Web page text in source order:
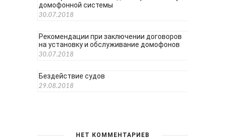
домофонной системы
30.07.2018
Рекомендации при заключении договоров
на установку и обслуживание домофонов
30.07.2018
Бездействие судов
29.08.2018
НЕТ КОММЕНТАРИЕВ